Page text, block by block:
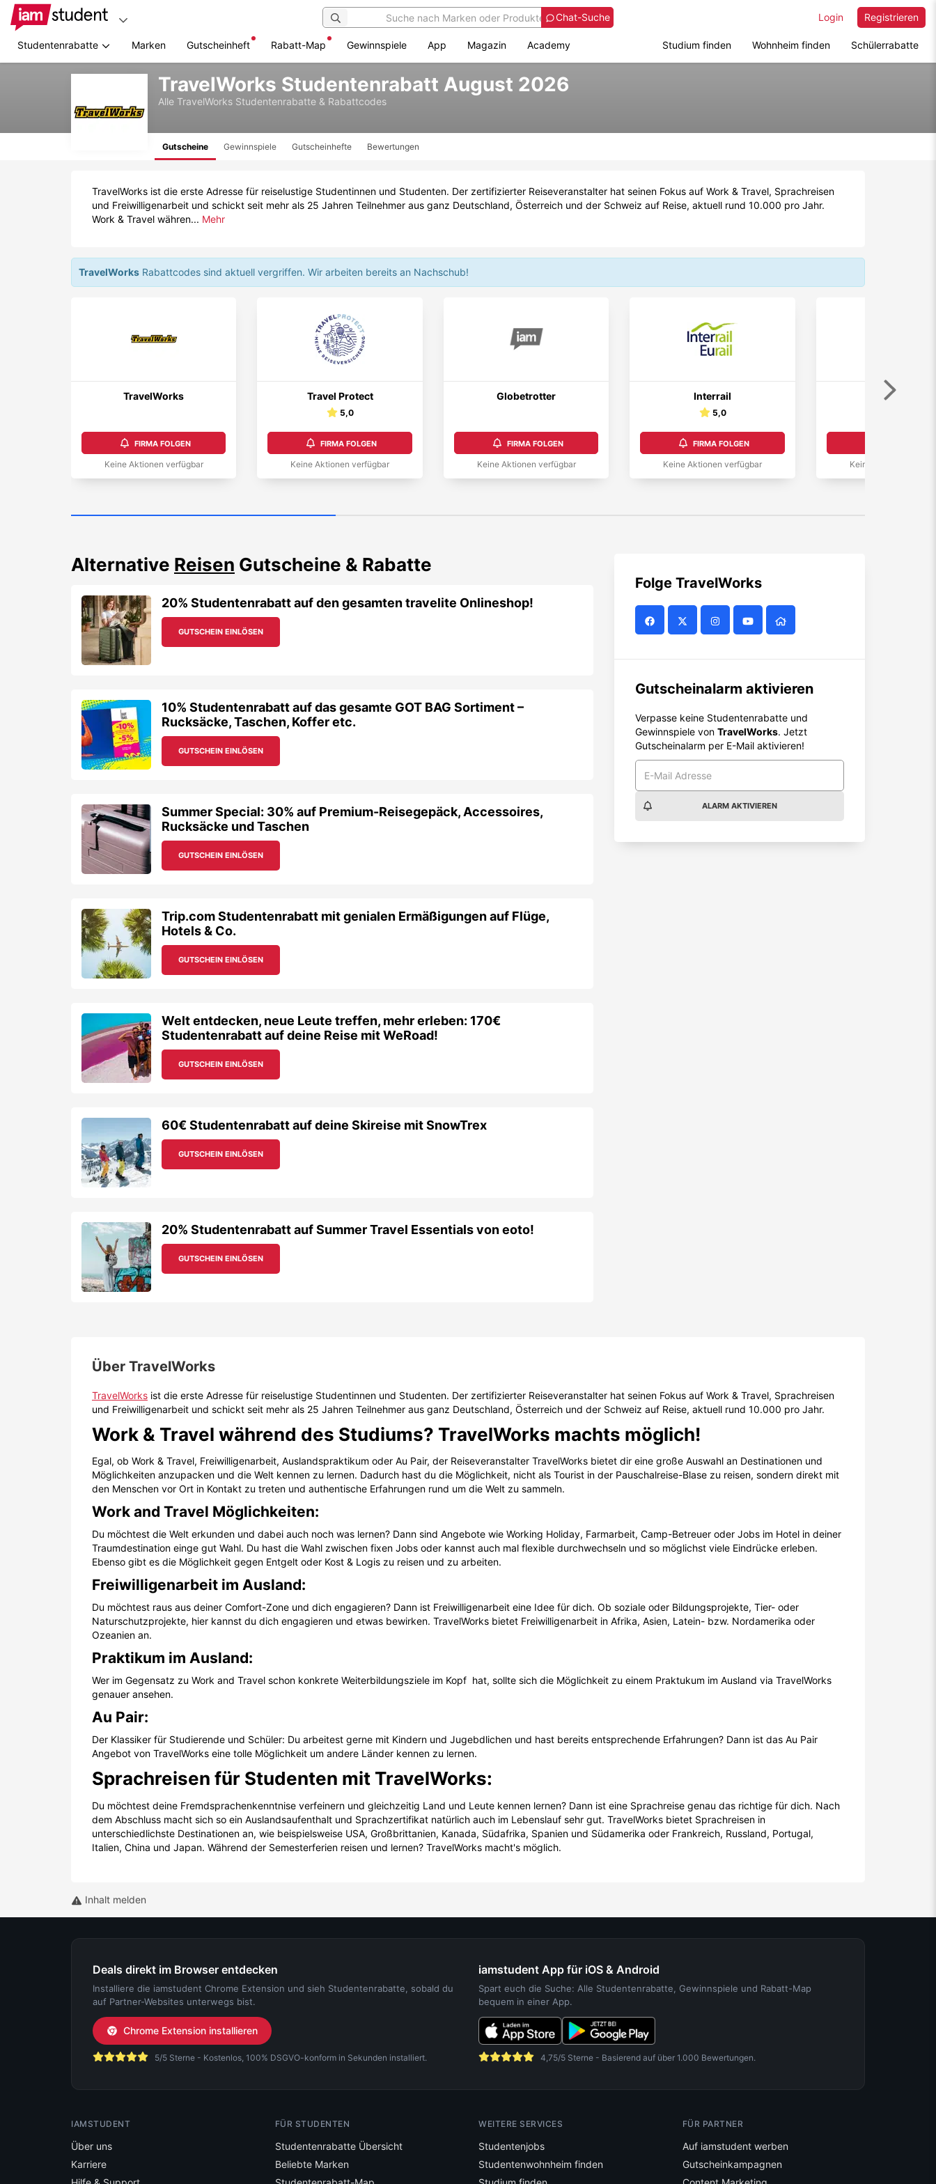
Chat-Suche Registrieren
Login
Studentenrabatte Marken Gutscheinheft Rabatt-Map Gewinnspiele App Magazin Academy Studium finden Wohnheim finden Schülerrabatte
TravelWorks Studentenrabatt August 2026
Alle TravelWorks Studentenrabatte & Rabattcodes
Gutscheine Gewinnspiele Gutscheinhefte Bewertungen
TravelWorks ist die erste Adresse für reiselustige Studentinnen und Studenten. Der zertifizierter Reiseveranstalter hat seinen Fokus auf Work & Travel, Sprachreisen
und Freiwilligenarbeit und schickt seit mehr als 25 Jahren Teilnehmer aus ganz Deutschland, Österreich und der Schweiz auf Reise, aktuell rund 10.000 pro Jahr.
Work & Travel währen... Mehr
TravelWorks Rabattcodes sind aktuell vergriffen. Wir arbeiten bereits an Nachschub!
TravelWorks
FIRMA FOLGEN
Keine Aktionen verfügbar
Travel Protect
5,0
FIRMA FOLGEN
Keine Aktionen verfügbar
Globetrotter
FIRMA FOLGEN
Keine Aktionen verfügbar
Interrail
5,0
FIRMA FOLGEN
Keine Aktionen verfügbar
Travelcircus
Keine Aktionen
Alternative Reisen Gutscheine & Rabatte
20% Studentenrabatt auf den gesamten travelite Onlineshop!
GUTSCHEIN EINLÖSEN
10% Studentenrabatt auf das gesamte GOT BAG Sortiment –
Rucksäcke, Taschen, Koffer etc.
GUTSCHEIN EINLÖSEN
Summer Special: 30% auf Premium-Reisegepäck, Accessoires,
Rucksäcke und Taschen
GUTSCHEIN EINLÖSEN
Trip.com Studentenrabatt mit genialen Ermäßigungen auf Flüge,
Hotels & Co.
GUTSCHEIN EINLÖSEN
Welt entdecken, neue Leute treffen, mehr erleben: 170€
Studentenrabatt auf deine Reise mit WeRoad!
GUTSCHEIN EINLÖSEN
60€ Studentenrabatt auf deine Skireise mit SnowTrex
GUTSCHEIN EINLÖSEN
20% Studentenrabatt auf Summer Travel Essentials von eoto!
GUTSCHEIN EINLÖSEN
Folge TravelWorks
Gutscheinalarm aktivieren
Verpasse keine Studentenrabatte und
Gewinnspiele von TravelWorks. Jetzt
Gutscheinalarm per E-Mail aktivieren!
ALARM AKTIVIEREN
Über TravelWorks
TravelWorks ist die erste Adresse für reiselustige Studentinnen und Studenten. Der zertifizierter Reiseveranstalter hat seinen Fokus auf Work & Travel, Sprachreisen
und Freiwilligenarbeit und schickt seit mehr als 25 Jahren Teilnehmer aus ganz Deutschland, Österreich und der Schweiz auf Reise, aktuell rund 10.000 pro Jahr.
Work & Travel während des Studiums? TravelWorks machts möglich!
Egal, ob Work & Travel, Freiwilligenarbeit, Auslandspraktikum oder Au Pair, der Reiseveranstalter TravelWorks bietet dir eine große Auswahl an Destinationen und
Möglichkeiten anzupacken und die Welt kennen zu lernen. Dadurch hast du die Möglichkeit, nicht als Tourist in der Pauschalreise-Blase zu reisen, sondern direkt mit
den Menschen vor Ort in Kontakt zu treten und authentische Erfahrungen rund um die Welt zu sammeln.
Work and Travel Möglichkeiten:
Du möchtest die Welt erkunden und dabei auch noch was lernen? Dann sind Angebote wie Working Holiday, Farmarbeit, Camp-Betreuer oder Jobs im Hotel in deiner
Traumdestination einge gut Wahl. Du hast die Wahl zwischen fixen Jobs oder kannst auch mal flexible durchwechseln und so möglichst viele Eindrücke erleben.
Ebenso gibt es die Möglichkeit gegen Entgelt oder Kost & Logis zu reisen und zu arbeiten.
Freiwilligenarbeit im Ausland:
Du möchtest raus aus deiner Comfort-Zone und dich engagieren? Dann ist Freiwilligenarbeit eine Idee für dich. Ob soziale oder Bildungsprojekte, Tier- oder
Naturschutzprojekte, hier kannst du dich engagieren und etwas bewirken. TravelWorks bietet Freiwilligenarbeit in Afrika, Asien, Latein- bzw. Nordamerika oder
Ozeanien an.
Praktikum im Ausland:
Wer im Gegensatz zu Work and Travel schon konkrete Weiterbildungsziele im Kopf hat, sollte sich die Möglichkeit zu einem Praktukum im Ausland via TravelWorks
genauer ansehen.
Au Pair:
Der Klassiker für Studierende und Schüler: Du arbeitest gerne mit Kindern und Jugebdlichen und hast bereits entsprechende Erfahrungen? Dann ist das Au Pair
Angebot von TravelWorks eine tolle Möglichkeit um andere Länder kennen zu lernen.
Sprachreisen für Studenten mit TravelWorks:
Du möchtest deine Fremdsprachenkenntnise verfeinern und gleichzeitig Land und Leute kennen lernen? Dann ist eine Sprachreise genau das richtige für dich. Nach
dem Abschluss macht sich so ein Auslandsaufenthalt und Sprachzertifikat natürlich auch im Lebenslauf sehr gut. TravelWorks bietet Sprachreisen in
unterschiedlichste Destinationen an, wie beispielsweise USA, Großbrittanien, Kanada, Südafrika, Spanien und Südamerika oder Frankreich, Russland, Portugal,
Italien, China und Japan. Während der Semesterferien reisen und lernen? TravelWorks macht's möglich.
Inhalt melden
Deals direkt im Browser entdecken
Installiere die iamstudent Chrome Extension und sieh Studentenrabatte, sobald du
auf Partner-Websites unterwegs bist.
Chrome Extension installieren
5/5 Sterne - Kostenlos, 100% DSGVO-konform in Sekunden installiert.
iamstudent App für iOS & Android
Spart euch die Suche: Alle Studentenrabatte, Gewinnspiele und Rabatt-Map
bequem in einer App.
4,75/5 Sterne - Basierend auf über 1.000 Bewertungen.
IAMSTUDENT
Über uns
Karriere
FÜR STUDENTEN
Studentenrabatte Übersicht
Beliebte Marken
WEITERE SERVICES
Studentenjobs
Studentenwohnheim finden
FÜR PARTNER
Auf iamstudent werben
Gutscheinkampagnen